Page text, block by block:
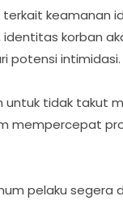
keamanan
identitas korban
potensi intimidasi.
tidak takut
mempercepat
pelaku segera